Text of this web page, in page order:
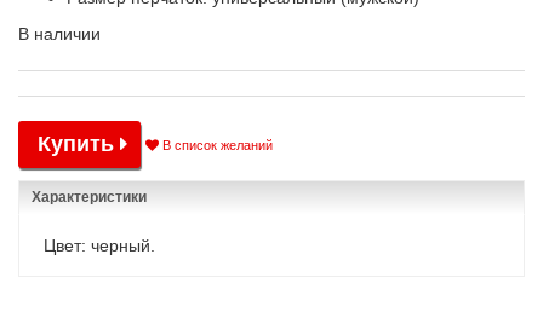
В наличии
Купить В список желаний
Характеристики
Цвет: черный.